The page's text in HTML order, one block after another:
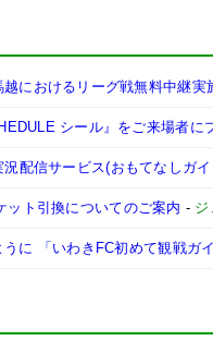
におけるリーグ戦無料中継実
シール』をご来場者に
配信サービス(おもてなしガ
ット引換についてのご案内 - ジ
に 「いわきFC初めて観戦ガ